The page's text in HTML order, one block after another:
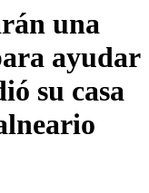
una
ayudar
su casa